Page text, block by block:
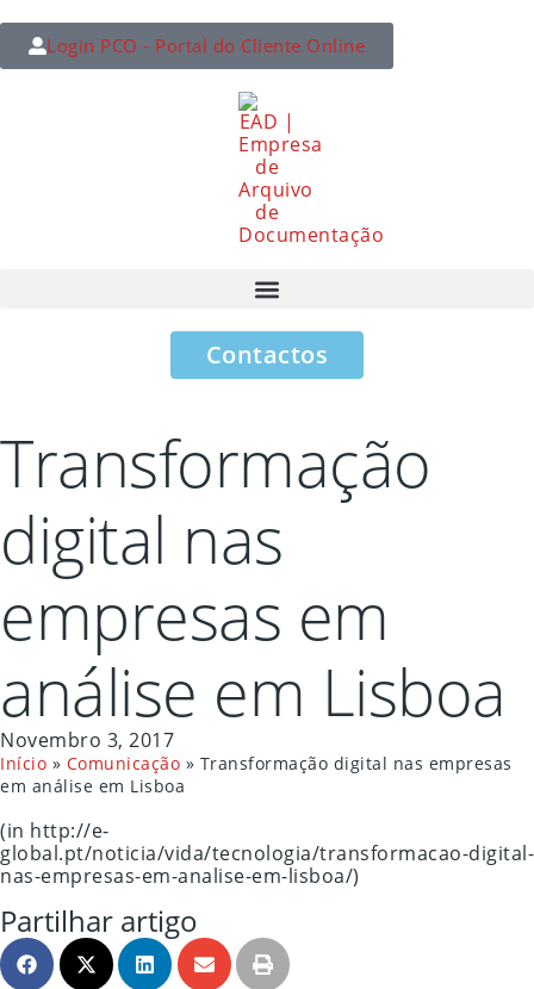
Login PCO - Portal do Cliente Online
Contactos
Transformação
digital nas
empresas em
análise em Lisboa
Novembro 3, 2017
Início » Comunicação » Transformação digital nas empresas
em análise em Lisboa
(in http://e-
global.pt/noticia/vida/tecnologia/transformacao-digital-
nas-empresas-em-analise-em-lisboa/)
Partilhar artigo